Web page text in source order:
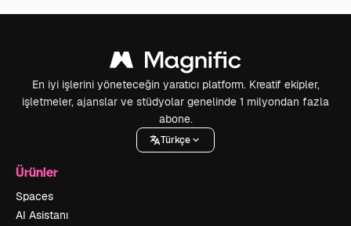
En iyi işlerini yöneteceğin yaratıcı platform. Kreatif ekipler,
işletmeler, ajanslar ve stüdyolar genelinde 1 milyondan fazla
abone.
Türkçe
Ürünler
Spaces
AI Asistanı